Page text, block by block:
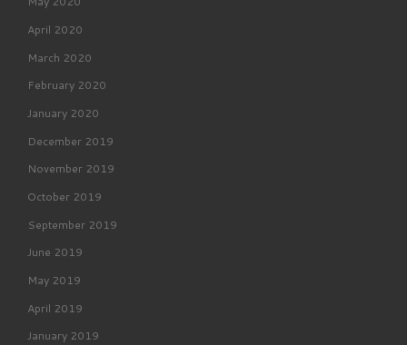
April 2020
March 2020
February 2020
January 2020
December 2019
November 2019
October 2019
September 2019
June 2019
May 2019
April 2019
January 2019